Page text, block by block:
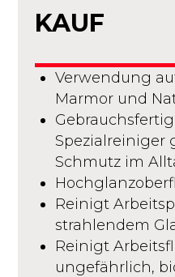
KAUF
Verwendung
Marmor und
Spezialreiniger
Schmutz im
Reinigt
strahlendem
Reinigt
ungefährlich,